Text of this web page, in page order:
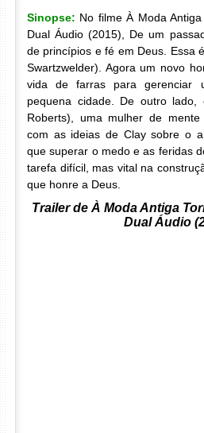
Sinopse: No filme À Moda
Dual Áudio (2015), De um
de princípios e fé em Deus. Essa
Swartzwelder). Agora um novo
vida de farras para gerenciar
pequena cidade. De outro lado,
Roberts), uma mulher de
com as ideias de Clay sobre o
que superar o medo e as feridas
tarefa difícil, mas vital na
que honre a Deus.
Trailer de À Moda Antiga
Dual Áudio